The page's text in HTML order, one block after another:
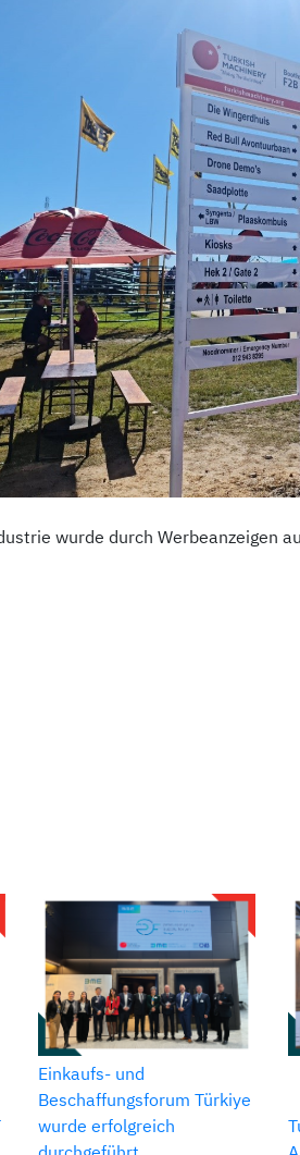
wurde durch Werbeanzeigen
Einkaufs- und
Beschaffungsforum Türkiye
wurde erfolgreich